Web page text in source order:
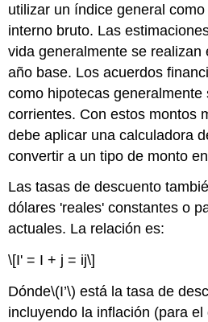
utilizar un índice general
interno bruto. Las
vida generalmente se realizan
año base. Los acuerdos
como hipotecas
corrientes. Con estos montos
debe aplicar una calculadora
convertir a un tipo de monto
Las tasas de descuento
dólares 'reales' constantes o
actuales. La relación es:
\[I' = I + j = ij\]
Dónde\(I’\) está la tasa de
incluyendo la inflación (para